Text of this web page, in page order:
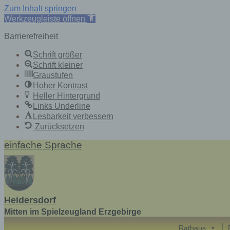
Zum Inhalt springen
Werkzeugleiste öffnen
Barrierefreiheit
Schrift größer
Schrift kleiner
Graustufen
Hoher Kontrast
Heller Hintergrund
Links Underline
Lesbarkeit verbessern
Zurücksetzen
Skip
content
einfache Sprache
Heidersdorf
Mitten im Spielzeugland Erzgebirge
Rathaus